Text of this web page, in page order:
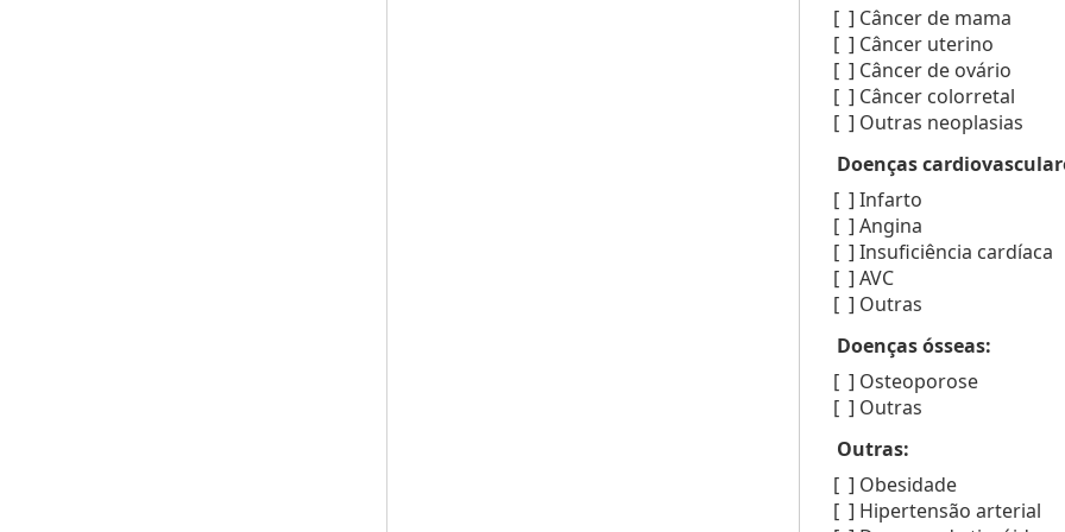
[ ] Câncer de mama
[ ] Câncer uterino
[ ] Câncer de ovário
[ ] Câncer colorretal
[ ] Outras neoplasias
Doenças
[ ] Infarto
[ ] Angina
[ ] Insuficiência cardíaca
[ ] AVC
[ ] Outras
Doenças ósseas:
[ ] Osteoporose
[ ] Outras
Outras:
[ ] Obesidade
[ ] Hipertensão arterial